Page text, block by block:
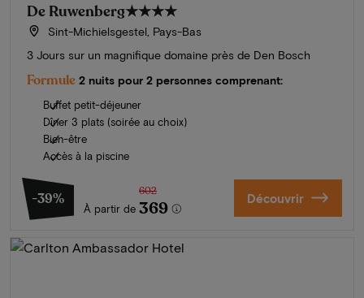
De Ruwenberg★★★★
Sint-Michielsgestel, Pays-Bas
3 Jours sur un magnifique domaine près de Den Bosch
Formule 2 nuits pour 2 personnes comprenant:
Buffet petit-déjeuner
Dîner 3 plats (soirée au choix)
Bien-être
Accès à la piscine
-39%
À partir de
602
369 Découvrir